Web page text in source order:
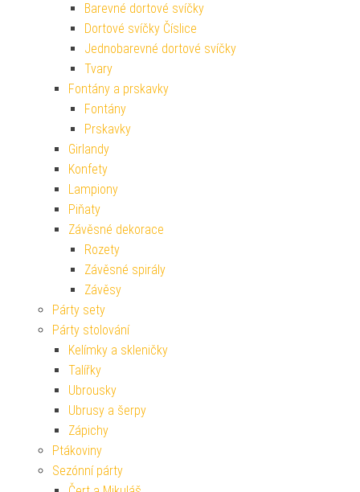
Barevné dortové svíčky
Dortové svíčky Číslice
Jednobarevné dortové svíčky
Tvary
Fontány a prskavky
Fontány
Prskavky
Girlandy
Konfety
Lampiony
Piňaty
Závěsné dekorace
Rozety
Závěsné spirály
Závěsy
Párty sety
Párty stolování
Kelímky a skleničky
Talířky
Ubrousky
Ubrusy a šerpy
Zápichy
Ptákoviny
Sezónní párty